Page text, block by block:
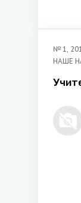
№ 1,
НАШЕ